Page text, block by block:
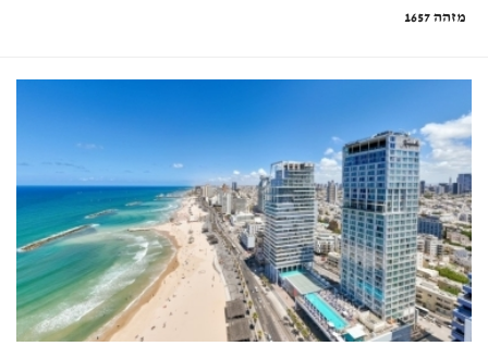
מזהה 1657